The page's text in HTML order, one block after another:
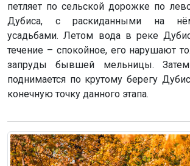
петляет по сельской дорожке по
Дубиса, с раскиданными на
усадьбами. Летом вода в реке
течение – спокойное, его нарушают
запруды бывшей мельницы.
поднимается по крутому берегу
конечную точку данного этапа.